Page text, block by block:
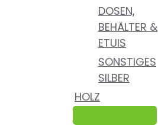
DOSEN,
BEHÄLTER &
ETUIS
SONSTIGES
SILBER
HOLZ